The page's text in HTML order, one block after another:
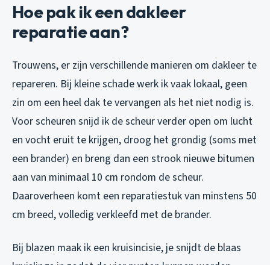
Hoe pak ik een dakleer
reparatie aan?
Trouwens, er zijn verschillende manieren om dakleer te
repareren. Bij kleine schade werk ik vaak lokaal, geen
zin om een heel dak te vervangen als het niet nodig is.
Voor scheuren snijd ik de scheur verder open om lucht
en vocht eruit te krijgen, droog het grondig (soms met
een brander) en breng dan een strook nieuwe bitumen
aan van minimaal 10 cm rondom de scheur.
Daaroverheen komt een reparatiestuk van minstens 50
cm breed, volledig verkleefd met de brander.
Bij blazen maak ik een kruisincisie, je snijdt de blaas